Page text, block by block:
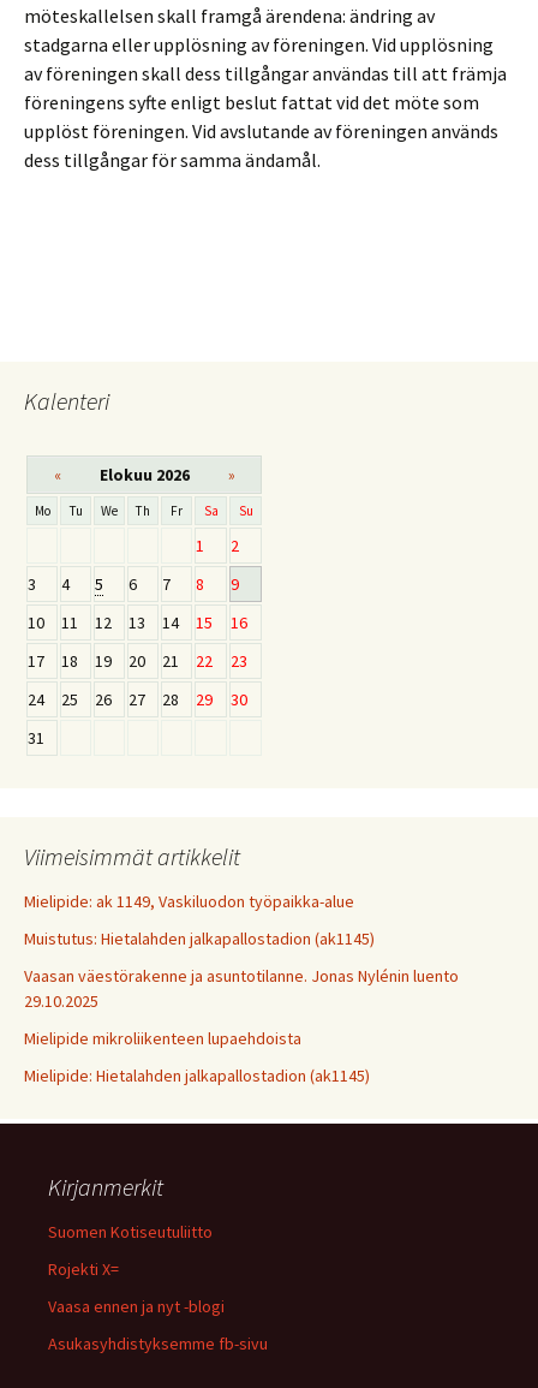
möteskallelsen skall framgå ärendena: ändring av
stadgarna eller upplösning av föreningen. Vid upplösning
av föreningen skall dess tillgångar användas till att främja
föreningens syfte enligt beslut fattat vid det möte som
upplöst föreningen. Vid avslutande av föreningen används
dess tillgångar för samma ändamål.
Kalenteri
« Elokuu 2026 »
Mo Tu We Th Fr Sa Su
1
2
3
4 5 6 7 8
9
10
11 12 13 14 15
16
17
18 19 20 21 22
23
24
25 26 27 28 29
30
31
Viimeisimmät artikkelit
Mielipide: ak 1149, Vaskiluodon työpaikka-alue
Muistutus: Hietalahden jalkapallostadion (ak1145)
Vaasan väestörakenne ja asuntotilanne. Jonas Nylénin luento
29.10.2025
Mielipide mikroliikenteen lupaehdoista
Mielipide: Hietalahden jalkapallostadion (ak1145)
Kirjanmerkit
Suomen Kotiseutuliitto
Rojekti X=
Vaasa ennen ja nyt -blogi
Asukasyhdistyksemme fb-sivu